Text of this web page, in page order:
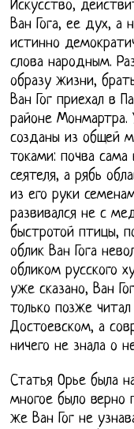
Искусство,
Ван Гога, ее дух, а
истинно
слова народным.
образу жизни,
Ван Гог приехал в
районе Монмартра.
созданы из общей
токами: почва
сеятеля, а рябь
из его руки
развивался не с
быстротой птицы,
облик Ван Гога
обликом русского
уже сказано, Ван
только позже
Достоевском, а
ничего не знала о
Статья Орье была
многое было верно
же Ван Гог не